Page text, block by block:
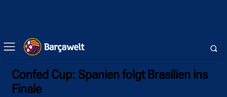
Confed Cup: Spanien folgt Brasilien ins
Finale